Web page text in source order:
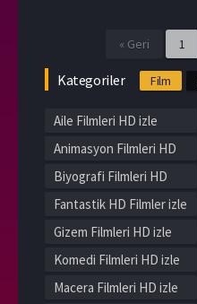
« Geri 1
Kategoriler Film
Aile Filmleri HD izle
Animasyon Filmleri HD
izle
Biyografi Filmleri HD
izle
Fantastik HD Filmler izle
Gizem Filmleri HD izle
Komedi Filmleri HD izle
Macera Filmleri HD izle